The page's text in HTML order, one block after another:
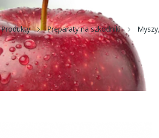
Produkty Preparaty na szkodniki